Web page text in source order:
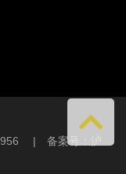
| 备案号：
沪